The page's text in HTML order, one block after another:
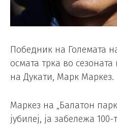
Победник на Големата
осмата трка во
на Дукати, Марк Маркез.
Маркез на „Балатон
јубилеј, ја забележа